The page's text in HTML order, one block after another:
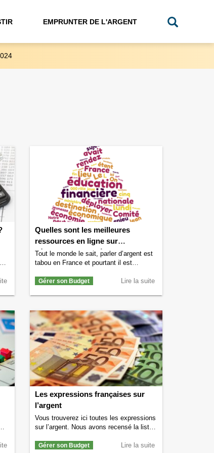
EMPRUNTER DE L'ARGENT
!
Quelles sont les meilleures
ressources en ligne sur
l’éducation financière en France ?
Tout le monde le sait, parler d’argent est
tabou en France et pourtant il est
bénéficier d’une éducation financière
l’éducation financière. N’hésitez pas à
parcourir ces sites internet tous gratuits
pour … Continuer la lecture deQuelles
sont les meilleures ressources en ligne
sur l’éducation financière en France ? →
Lire la suite
Gérer son Budget
Les expressions françaises sur
l’argent
Vous trouverez ici toutes les expressions
sur l’argent. Nous avons recensé la liste
connues sur l’argent. Pour certaines nous
Lire la suite
Gérer son Budget